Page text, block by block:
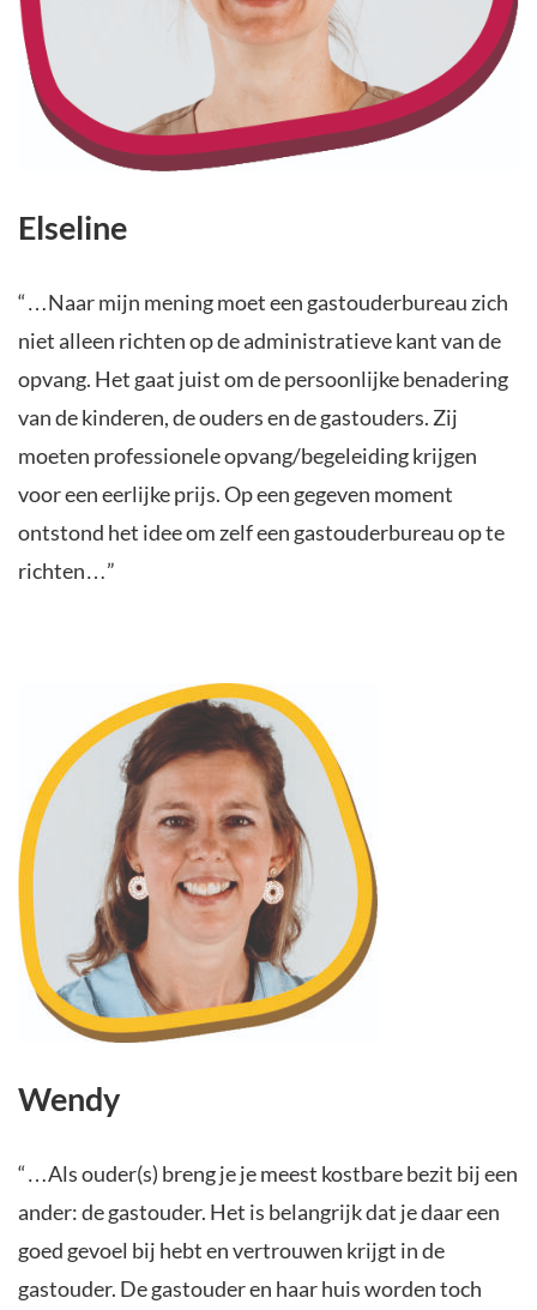
Elseline
“…Naar mijn mening moet een gastouderbureau zich
niet alleen richten op de administratieve kant van de
opvang. Het gaat juist om de persoonlijke benadering
van de kinderen, de ouders en de gastouders. Zij
moeten professionele opvang/begeleiding krijgen
voor een eerlijke prijs. Op een gegeven moment
ontstond het idee om zelf een gastouderbureau op te
richten…”
Wendy
“…Als ouder(s) breng je je meest kostbare bezit bij een
ander: de gastouder. Het is belangrijk dat je daar een
goed gevoel bij hebt en vertrouwen krijgt in de
gastouder. De gastouder en haar huis worden toch